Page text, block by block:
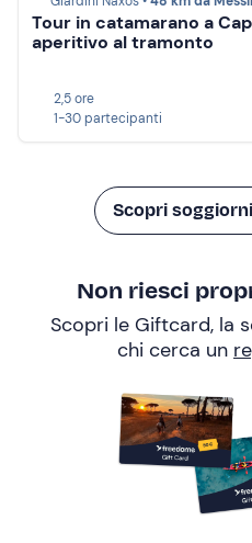
Tour in catamarano a
aperitivo al tramonto
2,5 ore
1-30 partecipanti
Scopri
Non riesci
Scopri le Giftcard, la
chi cerca un